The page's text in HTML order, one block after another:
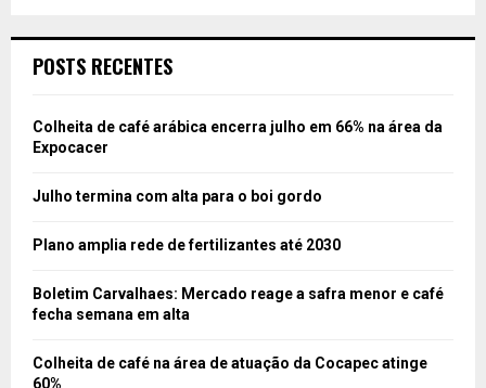
POSTS RECENTES
Colheita de café arábica encerra julho em 66% na área da
Expocacer
Julho termina com alta para o boi gordo
Plano amplia rede de fertilizantes até 2030
Boletim Carvalhaes: Mercado reage a safra menor e café
fecha semana em alta
Colheita de café na área de atuação da Cocapec atinge
60%